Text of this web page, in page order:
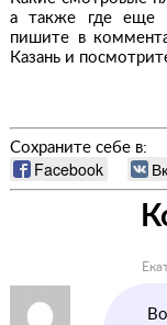
а также где еще
пишите в
Казань и
Сохраните себе в:
Facebook